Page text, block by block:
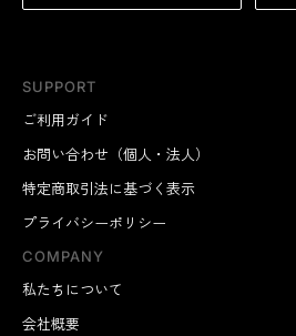
SUPPORT
ご利用ガイド
お問い合わせ（個人・法人）
特定商取引法に基づく表示
プライバシーポリシー
COMPANY
私たちについて
会社概要